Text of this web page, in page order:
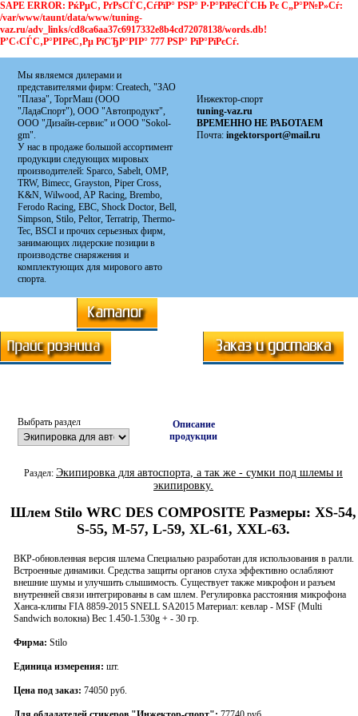
SAPE ERROR: РќРµС‚ РґРѕСЃС‚СѓРїР° РЅР° Р·Р°РїРёСЃСЊ Рє С„Р°Р№Р»Сѓ:
/var/www/taunt/data/www/tuning-
vaz.ru/adv_links/cd8ca6aa37c6917332e8b4cd72078138/words.db!
Р’С‹СЃС‚Р°РІРёС‚Рµ РїСЂР°РІР° 777 РЅР° РїР°РїРєСѓ.
Мы являемся дилерами и
представителями фирм: Сreatech, "ЗАО
"Плаза", ТоргМаш (ООО
"ЛадаСпорт"), ООО "Автопродукт",
ООО "Дизайн-сервис" и ООО "Sokol-
gm".
У нас в продаже большой ассортимент
продукции следующих мировых
производителей: Sparco, Sabelt, OMP,
TRW, Bimecc, Grayston, Piper Cross,
K&N, Wilwood, AP Racing, Brembo,
Ferodo Racing, EBC, Shock Doctor, Bell,
Simpson, Stilo, Peltor, Terratrip, Thermo-
Tec, BSCI и прочих серьезных фирм,
занимающих лидерские позиции в
производстве снаряжения и
комплектующих для мирового авто
спорта.
Инжектор-спорт
tuning-vaz.ru
ВРЕМЕННО НЕ РАБОТАЕМ
Почта:ingektorsport@mail.ru
Выбрать раздел
Описание
продукции
Раздел: Экипировка для автоспорта, а так же - сумки под шлемы и
экипировку.
Шлем Stilo WRC DES COMPOSITE Размеры: XS-54,
S-55, M-57, L-59, ХL-61, XXL-63.
ВКР-обновленная версия шлема Специально разработан для использования в ралли.
Встроенные динамики. Средства защиты органов слуха эффективно ослабляют
внешние шумы и улучшить слышимость. Существует также микрофон и разъем
внутренней связи интегрированы в сам шлем. Регулировка расстояния микрофона
Ханса-клипы FIA 8859-2015 SNELL SA2015 Материал: кевлар - MSF (Multi
Sandwich волокна) Вес 1.450-1.530g + - 30 гр.
Фирма: Stilo
Единица измерения: шт.
Цена под заказ: 74050 руб.